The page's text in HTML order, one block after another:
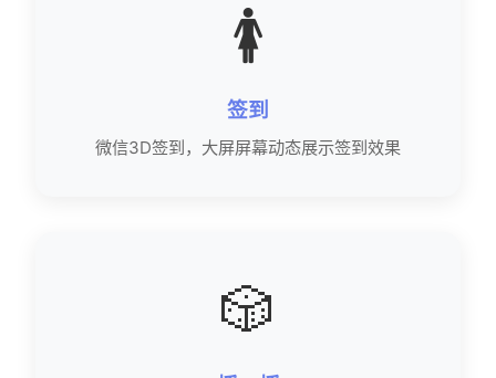
🚺
签到
微信3D签到，大屏屏幕动态展示签到效果
🎲